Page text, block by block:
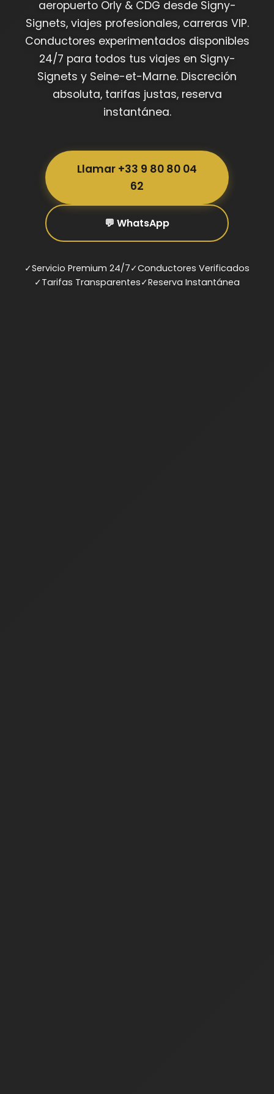
aeropuerto Orly & CDG desde Signy-
Signets, viajes profesionales, carreras VIP.
Conductores experimentados disponibles
24/7 para todos tus viajes en Signy-
Signets y Seine-et-Marne. Discreción
absoluta, tarifas justas, reserva
instantánea.
Llamar +33 9 80 80 04
62
💬 WhatsApp
✓Servicio Premium 24/7✓Conductores Verificados
✓Tarifas Transparentes✓Reserva Instantánea